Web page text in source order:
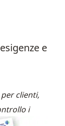
e
clienti,
i